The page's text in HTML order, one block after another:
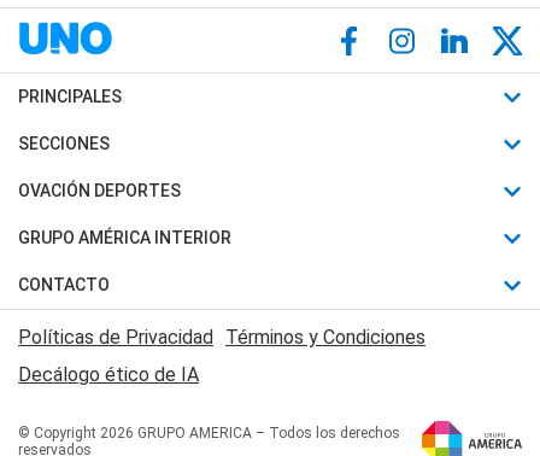
PRINCIPALES
Últimas Noticias
Política
Judiciales
Economia
SECCIONES
Horóscopo
Motores
Trucos caseros
Series y Películas
Edictos y Solicitadas
OVACIÓN DEPORTES
Fútbol
Mundial
Automovilismo
Rugby
Básquet
GRUPO AMÉRICA INTERIOR
Canal 7 en Vivo
San Juan 8
CONTACTO
Acerca de Nosotros
Contactanos
Políticas de Privacidad Términos y Condiciones
Decálogo ético de IA
© Copyright 2026 GRUPO AMERICA – Todos los derechos
reservados